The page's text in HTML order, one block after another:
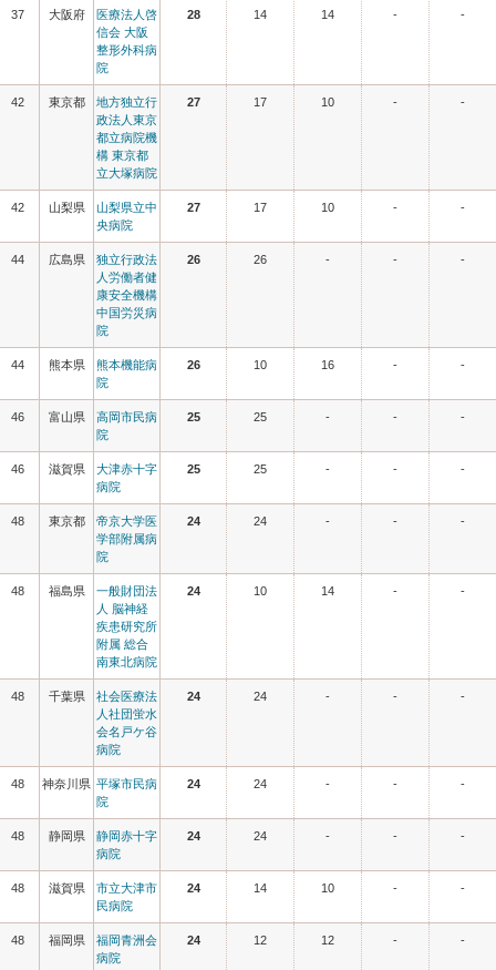
37 大阪府
医療法人啓
信会 大阪
整形外科病
院
28 14 14 - -
42 東京都
地方独立行
政法人東京
都立病院機
構 東京都
立大塚病院
27 17 10 - -
42 山梨県
山梨県立中
央病院
27 17 10 - -
44 広島県
独立行政法
人労働者健
康安全機構
中国労災病
院
26 26 - - -
44 熊本県
熊本機能病
院
26 10 16 - -
46 富山県
高岡市民病
院
25 25 - - -
46 滋賀県
大津赤十字
病院
25 25 - - -
48 東京都
帝京大学医
学部附属病
院
24 24 - - -
48 福島県
一般財団法
人 脳神経
疾患研究所
附属 総合
南東北病院
24 10 14 - -
48 千葉県
社会医療法
人社団蛍水
会名戸ケ谷
病院
24 24 - - -
48 神奈川県 平塚市民病
院
24 24 - - -
48 静岡県
静岡赤十字
病院
24 24 - - -
48 滋賀県
市立大津市
民病院
24 14 10 - -
48 福岡県
福岡青洲会
病院
24 12 12 - -